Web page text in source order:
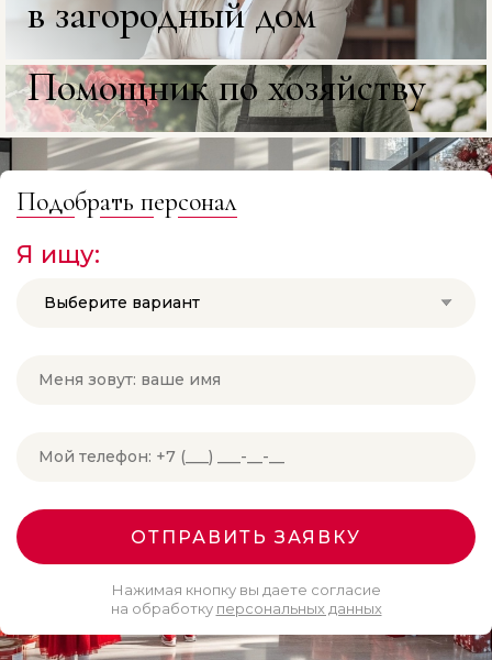
в загородный дом
Помощник по хозяйству
Подобрать персонал
Я ищу:
Выберите вариант
ОТПРАВИТЬ ЗАЯВКУ
Нажимая кнопку вы даете согласие
на обработку персональных данных